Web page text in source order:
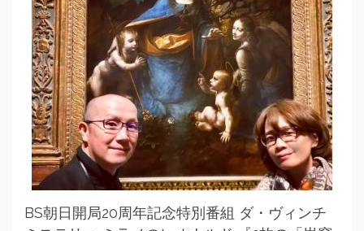
BS朝日開局20周年記念特別番組 ダ・ヴィンチ